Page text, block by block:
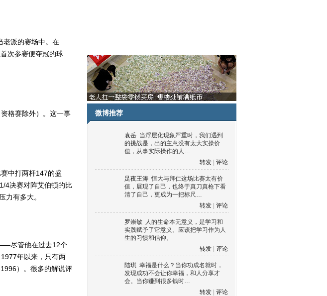
派的赛场中。在
次参赛便夺冠的球
格赛除外）。这一事
中打两杆147的盛
4决赛对阵艾伯顿的比
力有多大。
尽管他在过去12个
年以来，只有两
）。很多的解说评
微博推荐
袁岳 当浮层化现象严重时，我们遇到
的挑战是，出的主意没有太大实操价
值，从事实际操作的人…
转发
评论
足夜王涛 恒大与拜仁这场比赛太有价
值，展现了自己，也终于真刀真枪下看
清了自己，更成为一把标尺…
转发
评论
罗崇敏 人的生命本无意义，是学习和
实践赋予了它意义。应该把学习作为人
生的习惯和信仰。
转发
评论
陆琪 幸福是什么？当你功成名就时，
发现成功不会让你幸福，和人分享才
会。当你赚到很多钱时…
转发
评论